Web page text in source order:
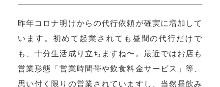
昨年コロナ明けからの代行依頼が確実に増加して
います。初めて起業されても昼間の代行だけで
も、十分生活成り立ちますね〜。最近ではお店も
営業形態「営業時間帯や飲食料金サービス」等、
思い付く限りの営業されていますし、当然昼飲み